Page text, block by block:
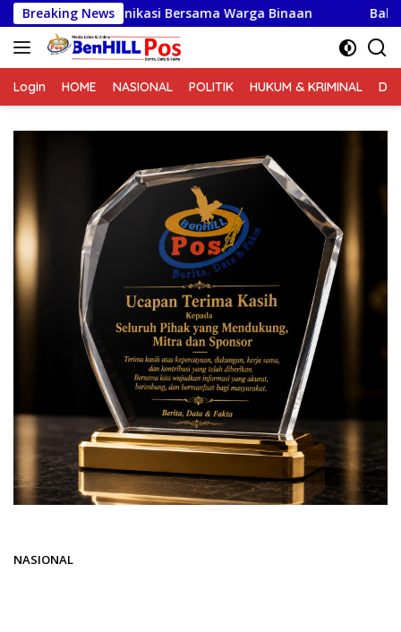
Langsung
ke
konten
Breaking News
Bersama Warga Binaan Babinsa Ciptakan
Login HOME NASIONAL POLITIK HUKUM & KRIMINAL
NASIONAL